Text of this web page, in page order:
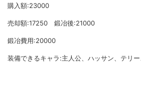
購入額:23000
売却額:17250 鍛冶後:21000
鍛冶費用:20000
装備できるキャラ:主人公、ハッサン、テリ